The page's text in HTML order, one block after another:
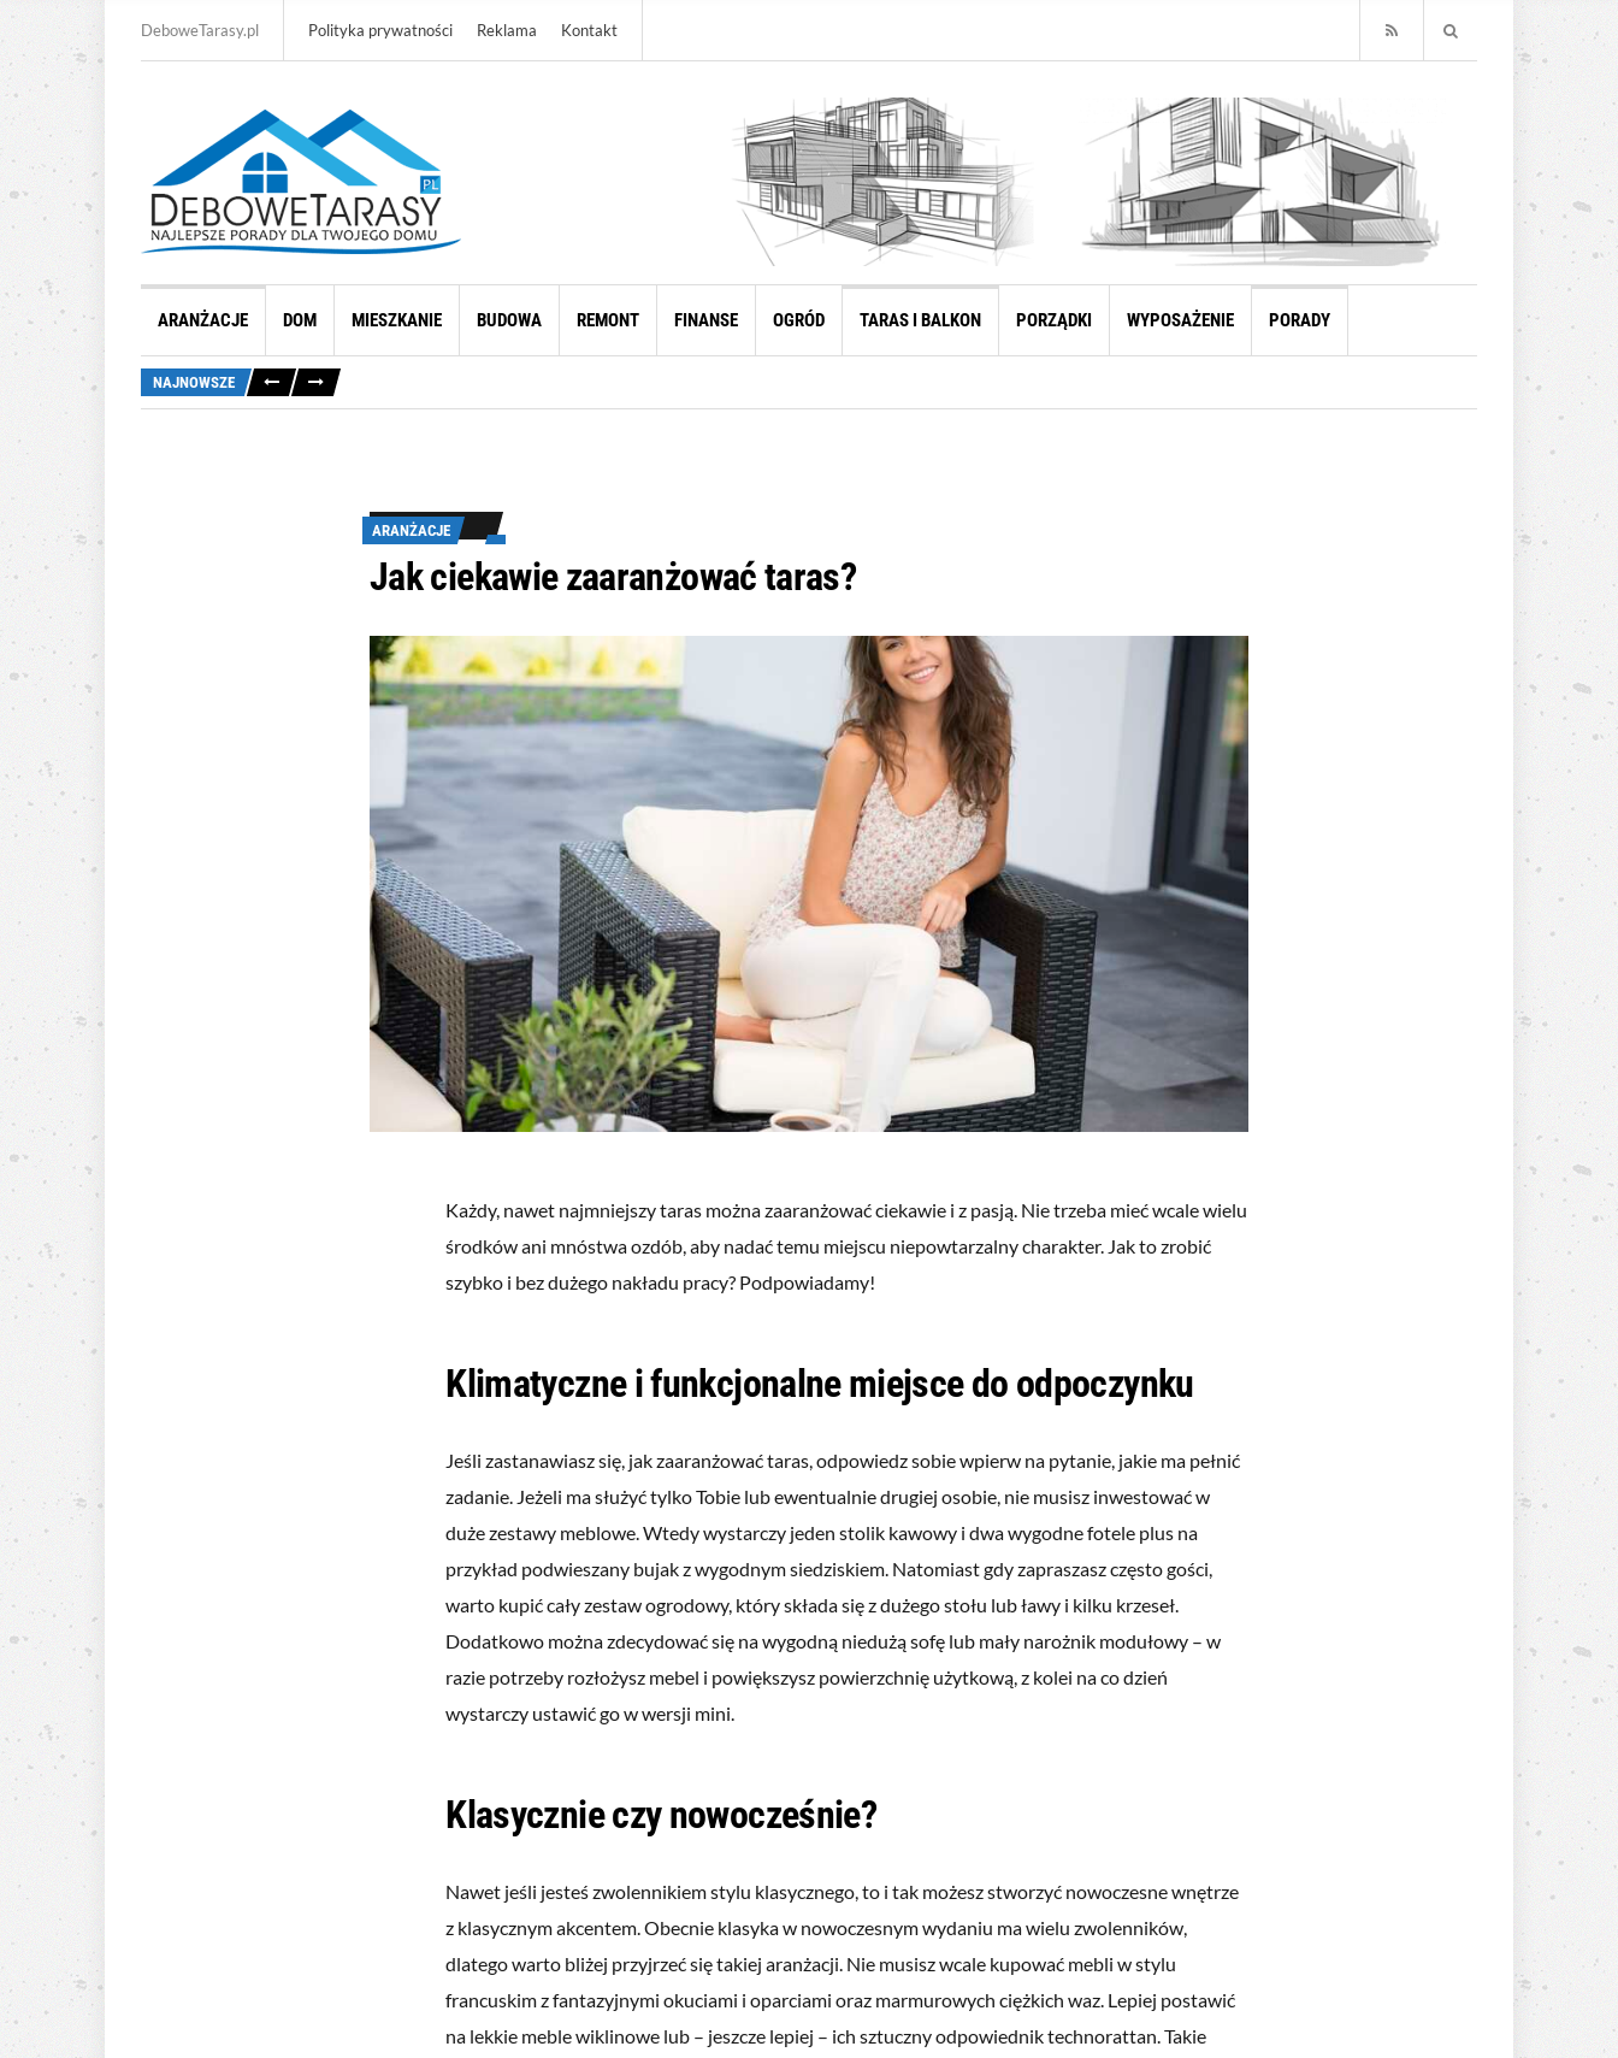
DeboweTarasy.pl Polityka prywatności Reklama Kontakt
ARANŻACJE DOM MIESZKANIE BUDOWA REMONT FINANSE OGRÓD TARAS I BALKON PORZĄDKI WYPOSAŻENIE PORADY
NAJNOWSZE
ARANŻACJE
Jak ciekawie zaaranżować taras?
Każdy, nawet najmniejszy taras można zaaranżować ciekawie i z pasją. Nie trzeba mieć wcale wielu
środków ani mnóstwa ozdób, aby nadać temu miejscu niepowtarzalny charakter. Jak to zrobić
szybko i bez dużego nakładu pracy? Podpowiadamy!
Klimatyczne i funkcjonalne miejsce do odpoczynku
Jeśli zastanawiasz się, jak zaaranżować taras, odpowiedz sobie wpierw na pytanie, jakie ma pełnić
zadanie. Jeżeli ma służyć tylko Tobie lub ewentualnie drugiej osobie, nie musisz inwestować w
duże zestawy meblowe. Wtedy wystarczy jeden stolik kawowy i dwa wygodne fotele plus na
przykład podwieszany bujak z wygodnym siedziskiem. Natomiast gdy zapraszasz często gości,
warto kupić cały zestaw ogrodowy, który składa się z dużego stołu lub ławy i kilku krzeseł.
Dodatkowo można zdecydować się na wygodną niedużą sofę lub mały narożnik modułowy – w
razie potrzeby rozłożysz mebel i powiększysz powierzchnię użytkową, z kolei na co dzień
wystarczy ustawić go w wersji mini.
Klasycznie czy nowocześnie?
Nawet jeśli jesteś zwolennikiem stylu klasycznego, to i tak możesz stworzyć nowoczesne wnętrze
z klasycznym akcentem. Obecnie klasyka w nowoczesnym wydaniu ma wielu zwolenników,
dlatego warto bliżej przyjrzeć się takiej aranżacji. Nie musisz wcale kupować mebli w stylu
francuskim z fantazyjnymi okuciami i oparciami oraz marmurowych ciężkich waz. Lepiej postawić
na lekkie meble wiklinowe lub – jeszcze lepiej – ich sztuczny odpowiednik technorattan. Takie